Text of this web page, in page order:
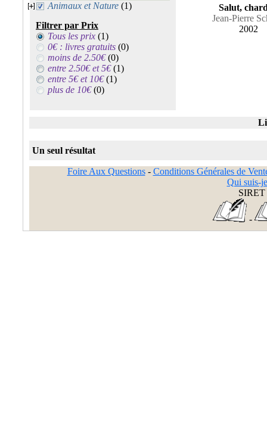
Animaux et Nature (1)
Filtrer par Prix
Tous les prix (1)
0€ : livres gratuits (0)
moins de 2.50€(0)
entre 2.50€ et 5€(1)
entre 5€ et 10€(1)
plus de 10€(0)
Salut,
Jean-Pierre
2002
Un seul résultat
Foire Aux Questions- Conditions Générales de
Qui suis-
SIRET
-